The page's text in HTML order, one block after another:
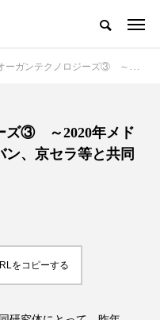
BUSINESS
ノロジーズ③ ～2020年メドに脱毛症治療確立、アジュバン、京セラ等と共同研究～
ズ③ ～2020年メド
、京セラ等と共同
をコピーする